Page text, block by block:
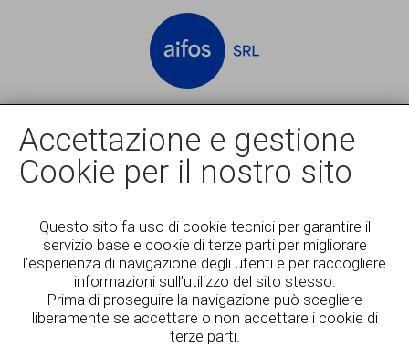
Accettazione e gestione
Cookie per il nostro sito
Questo sito fa uso di cookie tecnici per garantire il
servizio base e cookie di terze parti per migliorare
l’esperienza di navigazione degli utenti e per raccogliere
informazioni sull’utilizzo del sito stesso.
Prima di proseguire la navigazione può scegliere
liberamente se accettare o non accettare i cookie di
terze parti.